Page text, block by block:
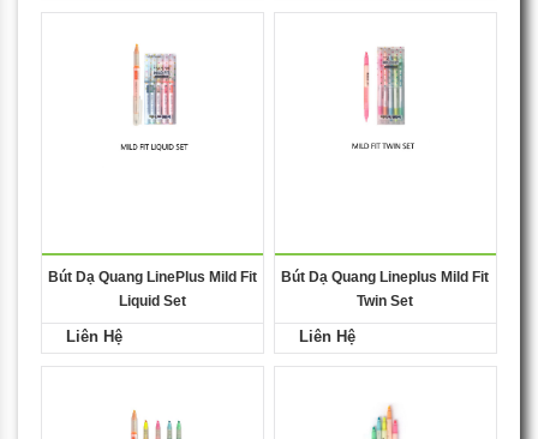
Bút Dạ Quang LinePlus Mild Fit
Liquid Set
Liên Hệ
Bút Dạ Quang Lineplus Mild Fit
Twin Set
Liên Hệ